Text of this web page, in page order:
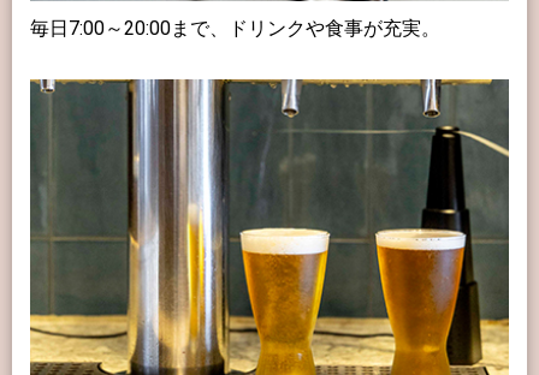
毎日7:00～20:00まで、ドリンクや食事が充実。